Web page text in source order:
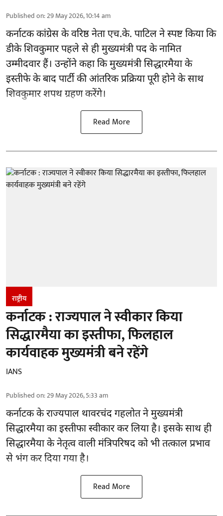
Published on:29 May 2026, 10:14 am
कर्नाटक कांग्रेस के वरिष्ठ नेता एच.के. पाटिल ने स्पष्ट किया कि
डीके शिवकुमार पहले से ही मुख्यमंत्री पद के नामित
उम्मीदवार हैं। उन्होंने कहा कि मुख्यमंत्री सिद्धारमैया के
इस्तीफे के बाद पार्टी की आंतरिक प्रक्रिया पूरी होने के साथ
शिवकुमार शपथ ग्रहण करेंगे।
Read More
राष्ट्रीय
कर्नाटक : राज्यपाल ने स्वीकार किया
सिद्धारमैया का इस्तीफा, फिलहाल
कार्यवाहक मुख्यमंत्री बने रहेंगे
IANS
Published on:29 May 2026, 5:33 am
कर्नाटक के राज्यपाल थावरचंद गहलोत ने मुख्यमंत्री
सिद्धारमैया का इस्तीफा स्वीकार कर लिया है। इसके साथ ही
सिद्धारमैया के नेतृत्व वाली मंत्रिपरिषद को भी तत्काल प्रभाव
से भंग कर दिया गया है।
Read More